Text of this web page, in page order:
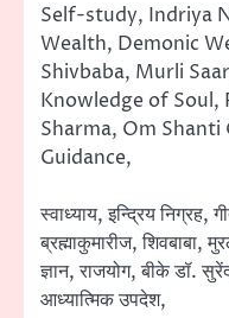
Self-study, Indriya
Wealth, Demonic
Shivbaba, Murli
Knowledge of Soul,
Sharma, Om
Guidance,
स्वाध्याय, इन्द्रिय निग्रह,
ब्रह्माकुमारीज, शिवबाबा,
ज्ञान, राजयोग, बीके डॉ.
आध्यात्मिक उपदेश,